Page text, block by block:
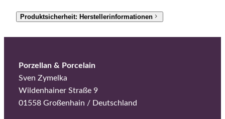
Produktsicherheit: Herstellerinformationen
Porzellan & Porcelain
Sven Zymelka
Wildenhainer Straße 9
01558 Großenhain / Deutschland